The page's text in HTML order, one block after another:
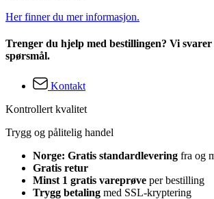
Her finner du mer informasjon.
Trenger du hjelp med bestillingen? Vi svarer
spørsmål.
Kontakt
Kontrollert kvalitet
Trygg og pålitelig handel
Norge: Gratis standardlevering fra og
Gratis retur
Minst 1 gratis vareprøve per bestilling
Trygg betaling med SSL-kryptering